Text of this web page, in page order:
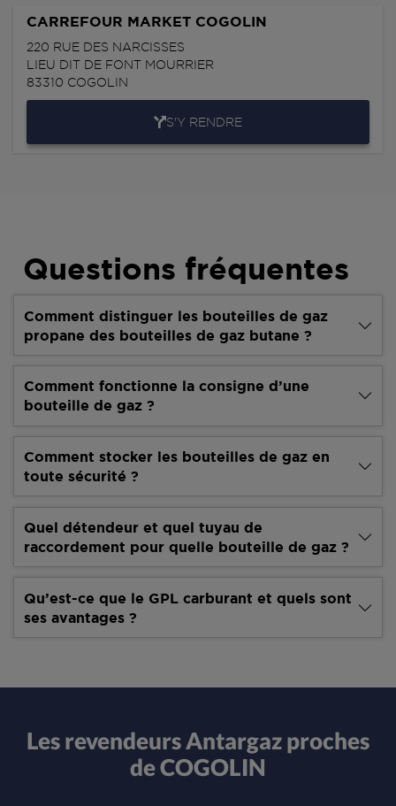
CARREFOUR MARKET COGOLIN
220 RUE DES NARCISSES
LIEU DIT DE FONT MOURRIER
83310 COGOLIN
S'Y RENDRE
Questions fréquentes
Comment distinguer les bouteilles de gaz
propane des bouteilles de gaz butane ?
Comment fonctionne la consigne d’une
bouteille de gaz ?
Comment stocker les bouteilles de gaz en
toute sécurité ?
Quel détendeur et quel tuyau de
raccordement pour quelle bouteille de gaz ?
Qu’est-ce que le GPL carburant et quels sont
ses avantages ?
Les revendeurs Antargaz proches
de COGOLIN